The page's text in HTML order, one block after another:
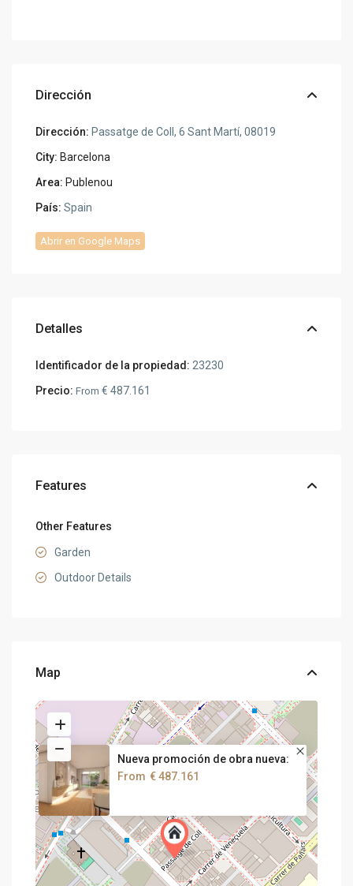
Dirección
Dirección: Passatge de Coll, 6 Sant Martí, 08019
City: Barcelona
Area: Publenou
País: Spain
Abrir en Google Maps
Detalles
Identificador de la propiedad: 23230
Precio: From € 487.161
Features
Other Features
Garden
Outdoor Details
Map
Nueva promoción de obra nueva:
From € 487.161